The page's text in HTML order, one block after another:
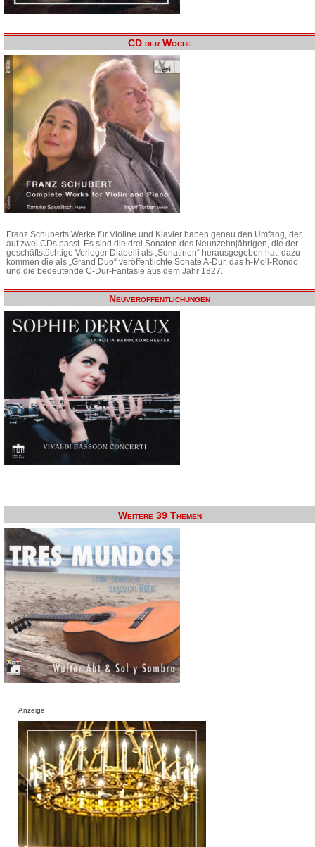
CD der Woche
Franz Schuberts Werke für Violine und Klavier haben genau den Umfang, der
auf zwei CDs passt. Es sind die drei Sonaten des Neunzehnjährigen, die der
geschäftstüchtige Verleger Diabelli als „Sonatinen“ herausgegeben hat, dazu
kommen die als „Grand Duo“ veröffentlichte Sonate A-Dur, das h-Moll-Rondo
und die bedeutende C-Dur-Fantasie aus dem Jahr 1827.
Neuveröffentlichungen
Weitere 39 Themen
Anzeige